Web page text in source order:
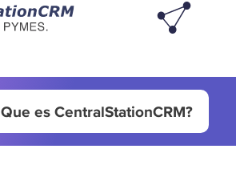
Que es CentralStationCRM?